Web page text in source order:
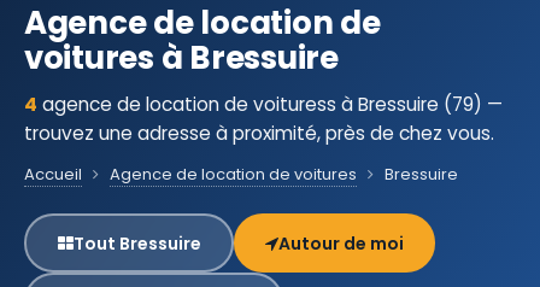
Agence de location de
voitures à Bressuire
4 agence de location de voituress à Bressuire (79) —
trouvez une adresse à proximité, près de chez vous.
Accueil Agence de location de voitures Bressuire
Tout Bressuire Autour de moi